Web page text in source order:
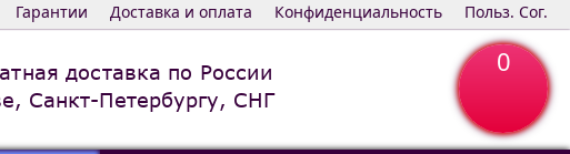
Польз. Сог.
Конфиденциальность
Доставка и оплата
Гарантии
доставка по России
Санкт-Петербургу, СНГ
0